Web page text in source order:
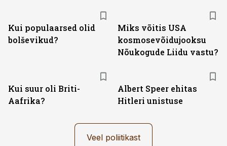
Kui populaarsed olid
bolševikud?
Miks võitis USA
kosmosevõidujooksu
Nõukogude Liidu vastu?
Kui suur oli Briti-
Aafrika?
Albert Speer ehitas
Hitleri unistuse
Veel poliitikast